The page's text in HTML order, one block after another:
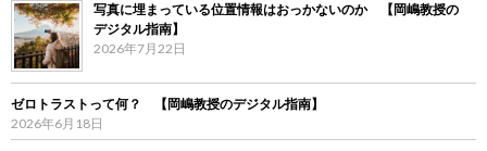
写真に埋まっている位置情報はおっかないのか 【岡嶋教授の
デジタル指南】
2026年7月22日
ゼロトラストって何？ 【岡嶋教授のデジタル指南】
2026年6月18日